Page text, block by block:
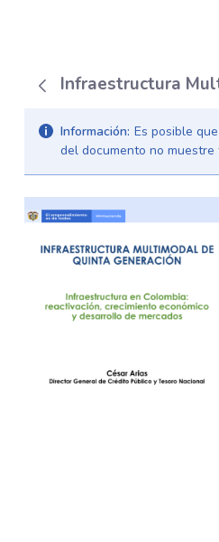
Infraestructura
Información: Es posible
del documento no muestre